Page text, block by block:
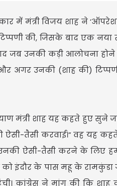
में मंत्री विजय शाह ने
की, जिसके बाद एक नया
जब उनकी कड़ी आलोचना
अगर उनकी (शाह की)
मंत्री शाह यह कहते हुए सुने जा
तैसी करवाई।” वह यह
ऐसी-तैसी करने के लिए
को इंदौर के पास महू के
कांग्रेस ने मांग की कि शाह